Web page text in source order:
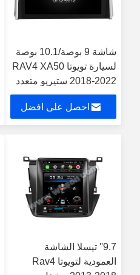
شاشة 9 بوصة/10.1 بوصة
لسيارة تويوتا RAV4 XA50
2018-2022 ستيريو متعدد
الوسائط للسيارة
احصل على افضل
9.7'' تيسلا الشاشة
العمودية لتويوتا Rav4